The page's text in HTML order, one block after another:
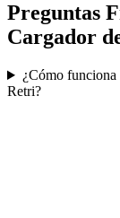
Preguntas
Cargador
¿Cómo
Retri?